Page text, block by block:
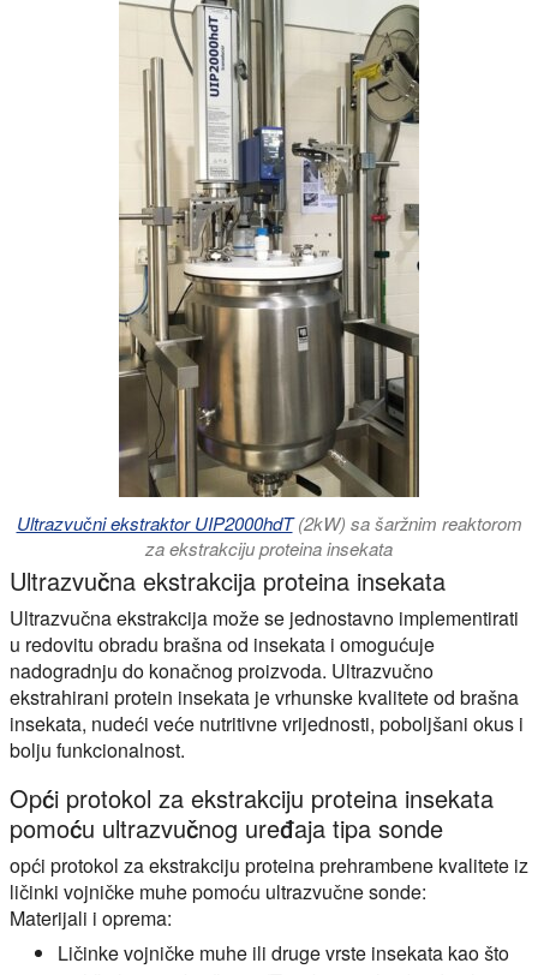
Ultrazvučni ekstraktor UIP2000hdT(2kW) sa šaržnim reaktorom
za ekstrakciju proteina insekata
Ultrazvučna ekstrakcija proteina insekata
Ultrazvučna ekstrakcija može se jednostavno implementirati
u redovitu obradu brašna od insekata i omogućuje
nadogradnju do konačnog proizvoda. Ultrazvučno
ekstrahirani protein insekata je vrhunske kvalitete od brašna
insekata, nudeći veće nutritivne vrijednosti, poboljšani okus i
bolju funkcionalnost.
Opći protokol za ekstrakciju proteina insekata
pomoću ultrazvučnog uređaja tipa sonde
opći protokol za ekstrakciju proteina prehrambene kvalitete iz
ličinki vojničke muhe pomoću ultrazvučne sonde:
Materijali i oprema:
Ličinke vojničke muhe ili druge vrste insekata kao što